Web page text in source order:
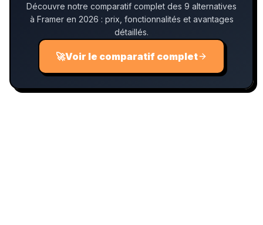
Découvre notre comparatif complet des 9 alternatives
à Framer en 2026 : prix, fonctionnalités et avantages
détaillés.
🚀Voir le comparatif complet